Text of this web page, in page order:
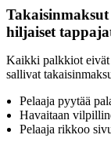
hiljaiset
Kaikki palkkiot
sallivat
Pelaaja pyytää
Havaitaan
Pelaaja rikkoo